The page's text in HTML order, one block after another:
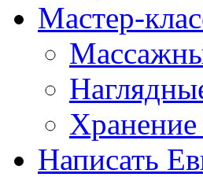
Мастер-
Хранение
Написать